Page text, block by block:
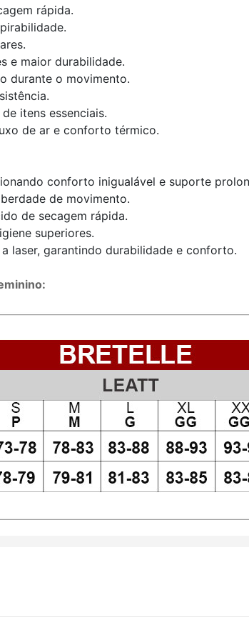
rápida.
e maior durabilidade.
durante o movimento.
itens essenciais.
de ar e conforto térmico.
conforto inigualável e suporte
de movimento.
de secagem rápida.
superiores.
laser, garantindo durabilidade e conforto.